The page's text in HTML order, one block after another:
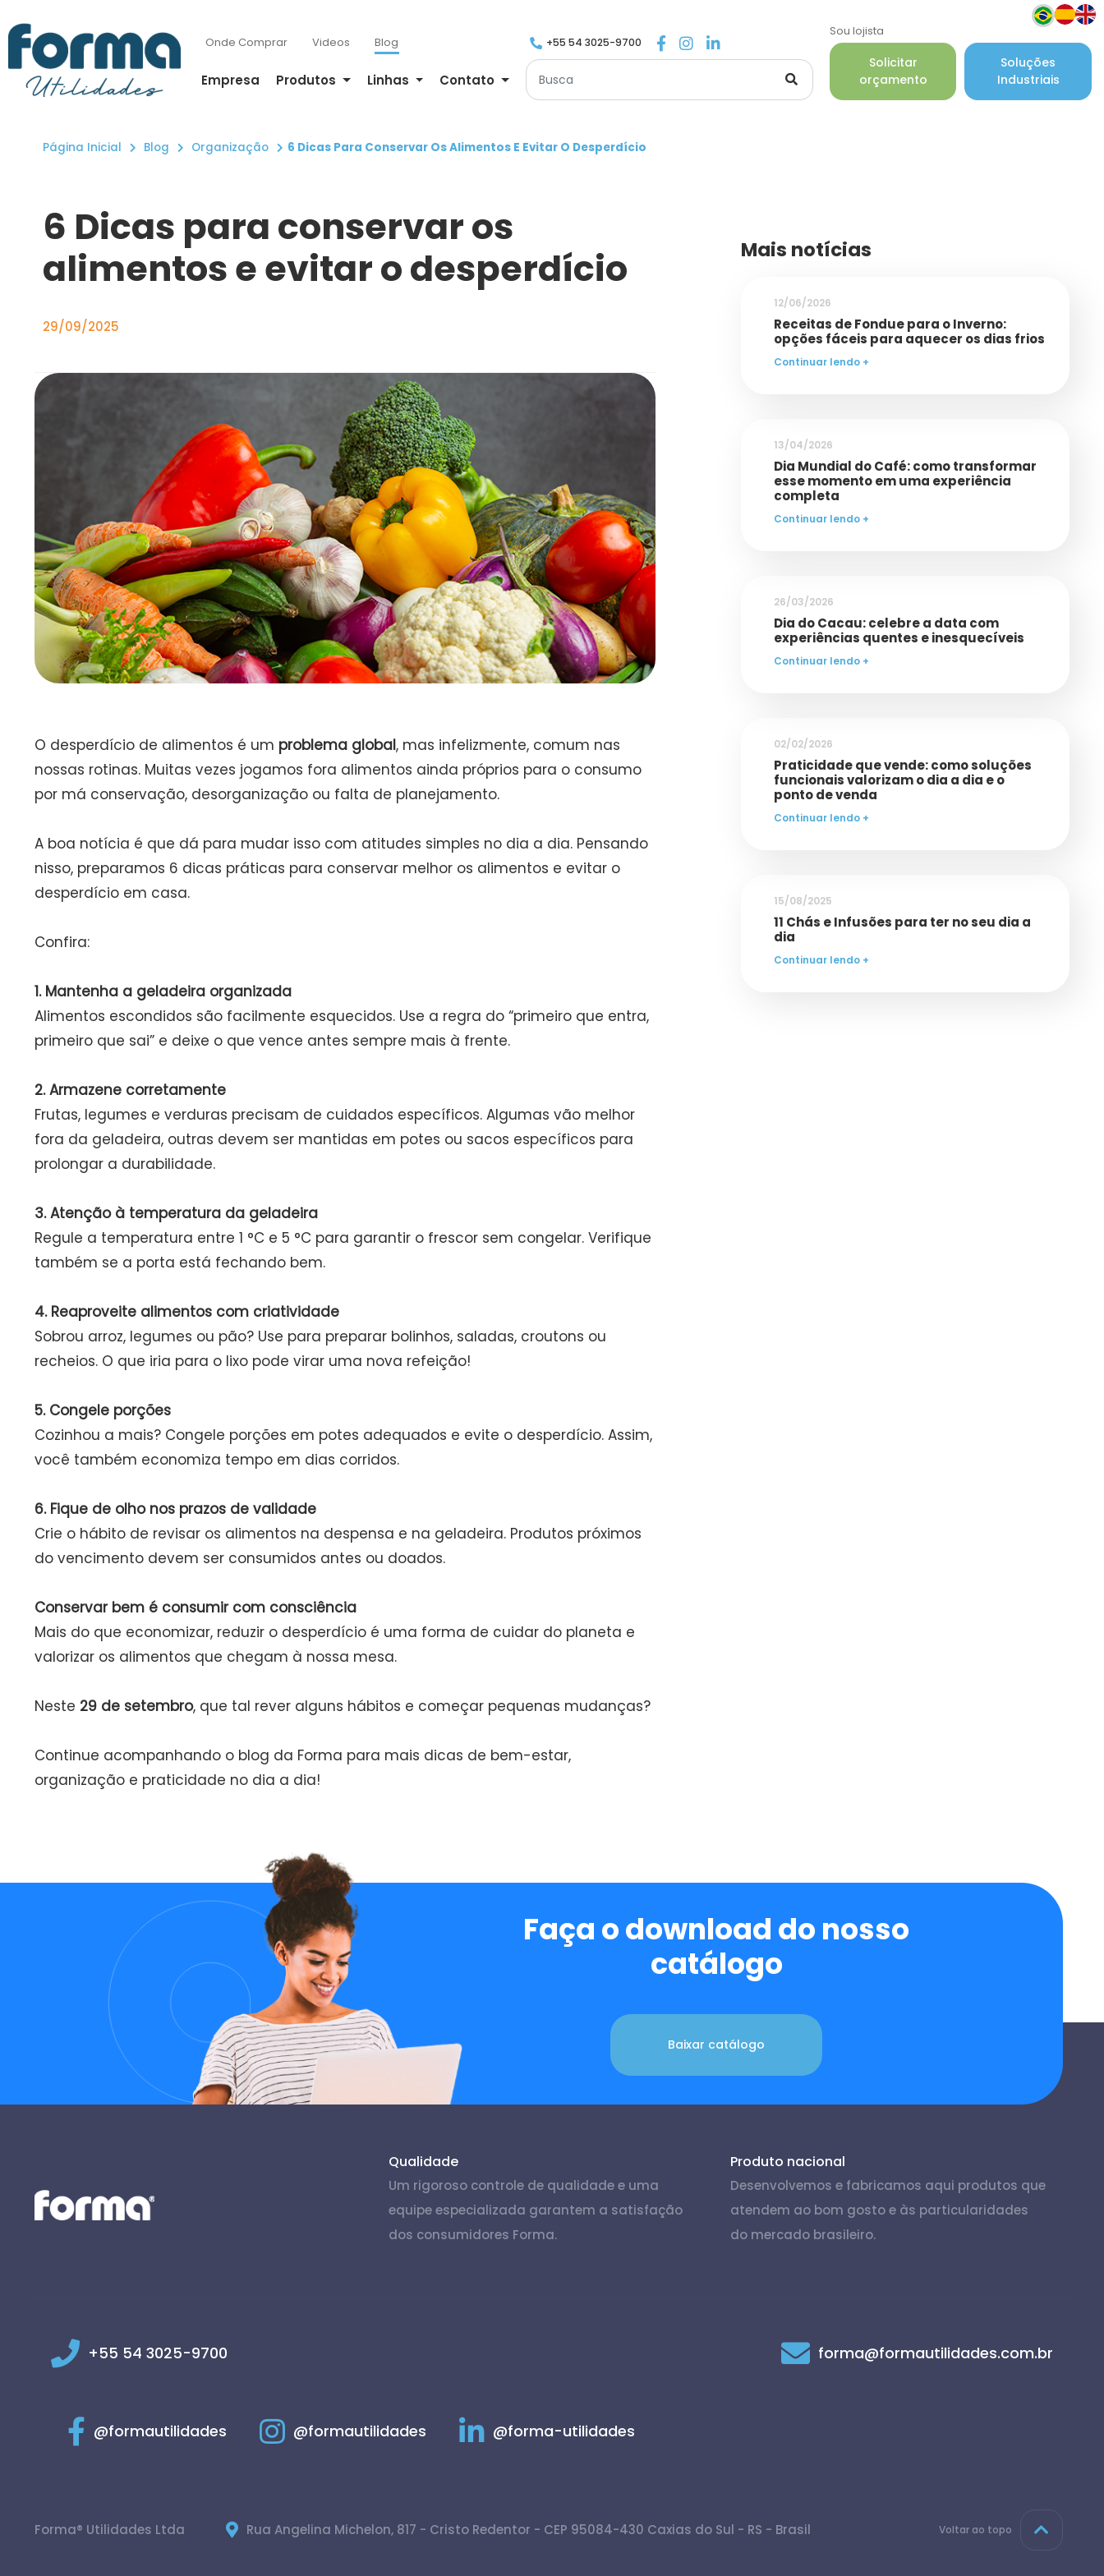
Onde Comprar Videos Blog
Empresa Produtos Linhas Contato
+55 54 3025-9700
Sou lojista
Solicitar
orçamento
Soluções
Industriais
Página Inicial Blog Organização 6 Dicas Para Conservar Os Alimentos E Evitar O Desperdício
6 Dicas para conservar os
alimentos e evitar o desperdício
29/09/2025
O desperdício de alimentos é um problema global, mas infelizmente, comum nas
nossas rotinas. Muitas vezes jogamos fora alimentos ainda próprios para o consumo
por má conservação, desorganização ou falta de planejamento.
A boa notícia é que dá para mudar isso com atitudes simples no dia a dia. Pensando
nisso, preparamos 6 dicas práticas para conservar melhor os alimentos e evitar o
desperdício em casa.
Confira:
1. Mantenha a geladeira organizada
Alimentos escondidos são facilmente esquecidos. Use a regra do “primeiro que entra,
primeiro que sai” e deixe o que vence antes sempre mais à frente.
2. Armazene corretamente
Frutas, legumes e verduras precisam de cuidados específicos. Algumas vão melhor
fora da geladeira, outras devem ser mantidas em potes ou sacos específicos para
prolongar a durabilidade.
3. Atenção à temperatura da geladeira
Regule a temperatura entre 1 °C e 5 °C para garantir o frescor sem congelar. Verifique
também se a porta está fechando bem.
4. Reaproveite alimentos com criatividade
Sobrou arroz, legumes ou pão? Use para preparar bolinhos, saladas, croutons ou
recheios. O que iria para o lixo pode virar uma nova refeição!
5. Congele porções
Cozinhou a mais? Congele porções em potes adequados e evite o desperdício. Assim,
você também economiza tempo em dias corridos.
6. Fique de olho nos prazos de validade
Crie o hábito de revisar os alimentos na despensa e na geladeira. Produtos próximos
do vencimento devem ser consumidos antes ou doados.
Conservar bem é consumir com consciência
Mais do que economizar, reduzir o desperdício é uma forma de cuidar do planeta e
valorizar os alimentos que chegam à nossa mesa.
Neste 29 de setembro, que tal rever alguns hábitos e começar pequenas mudanças?
Continue acompanhando o blog da Forma para mais dicas de bem-estar,
organização e praticidade no dia a dia!
Mais notícias
12/06/2026
Receitas de Fondue para o Inverno:
opções fáceis para aquecer os dias frios
Continuar lendo +
13/04/2026
Dia Mundial do Café: como transformar
esse momento em uma experiência
completa
Continuar lendo +
26/03/2026
Dia do Cacau: celebre a data com
experiências quentes e inesquecíveis
Continuar lendo +
02/02/2026
Praticidade que vende: como soluções
funcionais valorizam o dia a dia e o
ponto de venda
Continuar lendo +
15/08/2025
11 Chás e Infusões para ter no seu dia a
dia
Continuar lendo +
Faça o download do nosso
catálogo
Baixar catálogo
Qualidade
Um rigoroso controle de qualidade e uma
equipe especializada garantem a satisfação
dos consumidores Forma.
Produto nacional
Desenvolvemos e fabricamos aqui produtos que
atendem ao bom gosto e às particularidades
do mercado brasileiro.
+55 54 3025-9700 forma@formautilidades.com.br
@formautilidades @formautilidades @forma-utilidades
Forma® Utilidades Ltda Rua Angelina Michelon, 817 - Cristo Redentor - CEP 95084-430 Caxias do Sul - RS - Brasil Voltar ao topo